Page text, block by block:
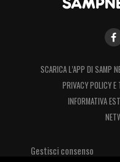
SCARICA L’APP DI SAMP
PRIVACY POLICY E
INFORMATIVA
Gestisci consenso